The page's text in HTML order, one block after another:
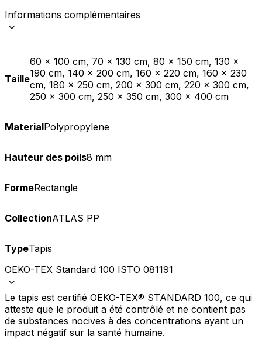
Informations complémentaires
Taille
60 x 100 cm, 70 x 130 cm, 80 x 150 cm, 130 x
190 cm, 140 x 200 cm, 160 x 220 cm, 160 x 230
cm, 180 x 250 cm, 200 x 300 cm, 220 x 300 cm,
250 x 300 cm, 250 x 350 cm, 300 x 400 cm
MaterialPolypropylene
Hauteur des poils8 mm
FormeRectangle
CollectionATLAS PP
TypeTapis
OEKO-TEX Standard 100 ISTO 081191
Le tapis est certifié OEKO-TEX® STANDARD 100, ce qui
atteste que le produit a été contrôlé et ne contient pas
de substances nocives à des concentrations ayant un
impact négatif sur la santé humaine.